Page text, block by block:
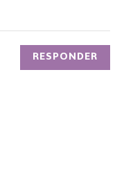
RESPONDER